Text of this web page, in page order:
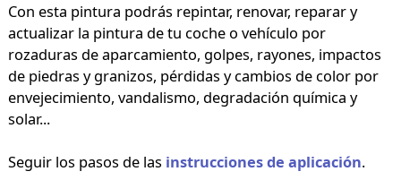
Con esta pintura podrás repintar, renovar, reparar y
actualizar la pintura de tu coche o vehículo por
rozaduras de aparcamiento, golpes, rayones, impactos
de piedras y granizos, pérdidas y cambios de color por
envejecimiento, vandalismo, degradación química y
solar...
Seguir los pasos de las instrucciones de aplicación.